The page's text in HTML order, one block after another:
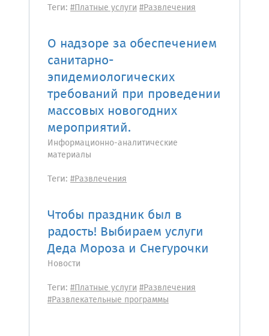
Теги: #Платные услуги#Развлечения
О надзоре за обеспечением
санитарно-
эпидемиологических
требований при проведении
массовых новогодних
мероприятий.
Информационно-аналитические
материалы
Теги: #Развлечения
Чтобы праздник был в
радость! Выбираем услуги
Деда Мороза и Снегурочки
Новости
Теги: #Платные услуги#Развлечения
#Развлекательные программы